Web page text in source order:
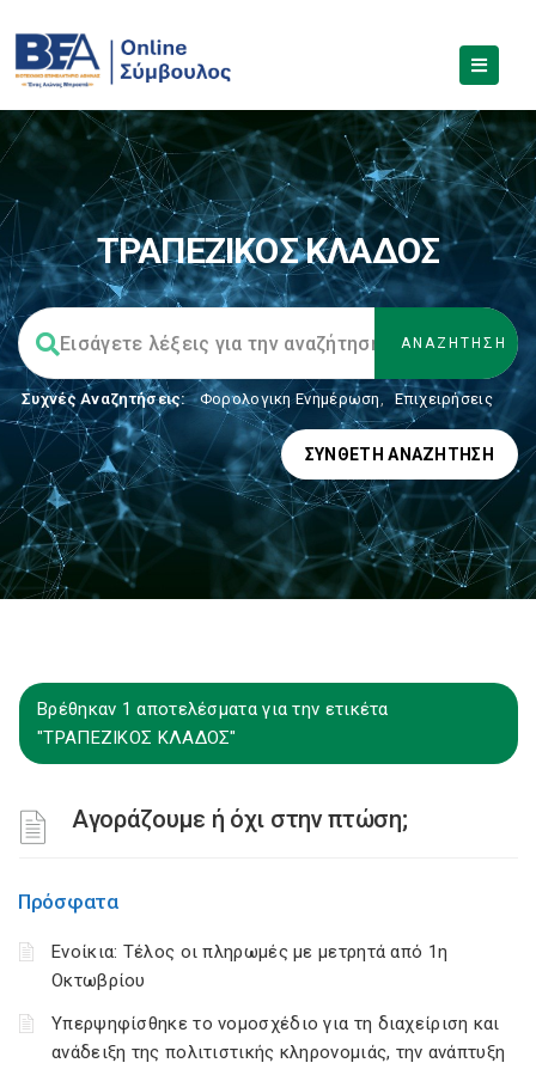
ΤΡΑΠΕΖΙΚΟΣ ΚΛΑΔΟΣ
Συχνές Αναζητήσεις: Φορολογικη Ενημέρωση, Επιχειρήσεις
ΣΎΝΘΕΤΗ ΑΝΑΖΉΤΗΣΗ
Βρέθηκαν 1 αποτελέσματα για την ετικέτα
"ΤΡΑΠΕΖΙΚΟΣ ΚΛΑΔΟΣ"
Αγοράζουμε ή όχι στην πτώση;
Πρόσφατα
Ενοίκια: Τέλος οι πληρωμές με μετρητά από 1η
Οκτωβρίου
Υπερψηφίσθηκε το νομοσχέδιο για τη διαχείριση και
ανάδειξη της πολιτιστικής κληρονομιάς, την ανάπτυξη